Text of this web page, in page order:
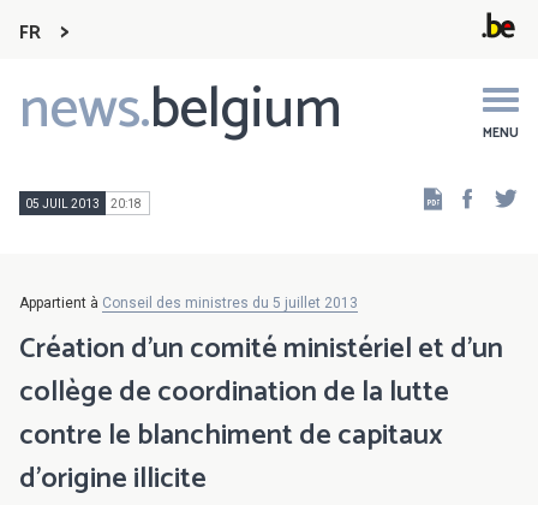
FR
news.belgium MENU
Main
navigation
05 JUIL 2013 20:18
Appartient à Conseil des ministres du 5 juillet 2013
Création d'un comité ministériel et d'un
collège de coordination de la lutte
contre le blanchiment de capitaux
d'origine illicite